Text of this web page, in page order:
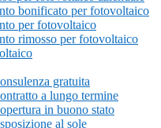
bonificato per fotovoltaico
per fotovoltaico
rimosso per fotovoltaico
gratuita
a lungo termine
in buono stato
al sole